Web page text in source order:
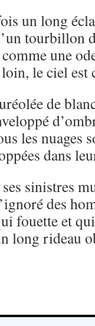
un long
tourbillon
une
le ciel est
de
les nuages
dans
sinistres
des
fouette et
long rideau